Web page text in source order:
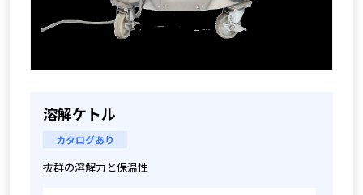
溶解ケトル
カタログあり
抜群の溶解力と保温性